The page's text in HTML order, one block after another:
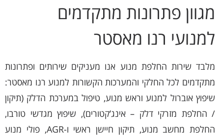
מגוון פתרונות מתקדמים
למנועי רנו מאסטר
מלבד שירות החלפת מנוע אנו מעניקים שירותים ופתרונות
מתקדמים לכל החלקי והמערכות הקשורות למנוע רנו מאסטר:
שיפוץ אוברול למנוע וראש מנוע, טיפול במערכת הדלק (תיקון
/ החלפת מזרקי דלק – אינג’קטורים), שיפוץ מגדשי טורבו,
החלפת מחשב מנוע, תיקון חיישן ראשי ו-AGR, פולי מנוע